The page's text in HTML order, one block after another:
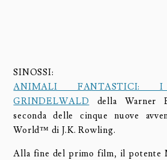
SINOSSI:
ANIMALI
GRINDELWALD della Warner
seconda delle cinque nuove
World™ di J.K. Rowling.
Alla fine del primo film, il potente